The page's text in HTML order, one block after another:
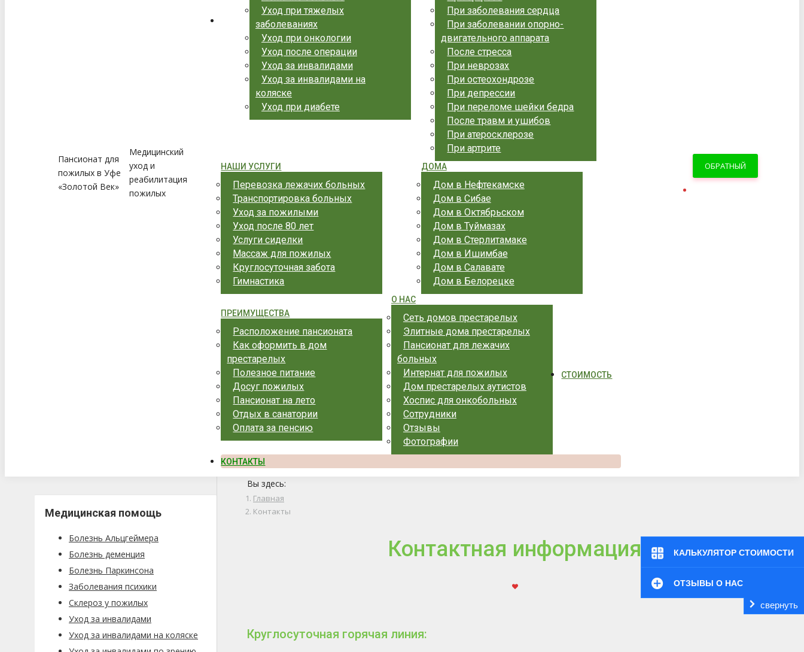
КАЛЬКУЛЯТОР СТОИМОСТИ
ОТЗЫВЫ О НАС
свернуть
Пансионат для
пожилых в Уфе
«Золотой Век»
Медицинский
уход и
реабилитация
пожилых
Уход при тяжелых
заболеваниях
Уход при онкологии
Уход после операции
Уход за инвалидами
Уход за инвалидами на
коляске
Уход при диабете
При заболевания сердца
При заболевании опорно-
двигательного аппарата
После стресса
При неврозах
При остеохондрозе
При депрессии
При переломе шейки бедра
После травм и ушибов
При атеросклерозе
При артрите
НАШИ УСЛУГИ
Перевозка лежачих больных
Транспортировка больных
Уход за пожилыми
Уход после 80 лет
Услуги сиделки
Массаж для пожилых
Круглосуточная забота
Гимнастика
ДОМА
Дом в Нефтекамске
Дом в Сибае
Дом в Октябрьском
Дом в Туймазах
Дом в Стерлитамаке
Дом в Ишимбае
Дом в Салавате
Дом в Белорецке
ПРЕИМУЩЕСТВА
Расположение пансионата
Как оформить в дом
престарелых
Полезное питание
Досуг пожилых
Пансионат на лето
Отдых в санатории
Оплата за пенсию
О НАС
Сеть домов престарелых
Элитные дома престарелых
Пансионат для лежачих
больных
Интернат для пожилых
Дом престарелых аутистов
Хоспис для онкобольных
Сотрудники
Отзывы
Фотографии
СТОИМОСТЬ
КОНТАКТЫ
ОБРАТНЫЙ
Вы здесь:
Главная
Контакты
Контактная информация
Круглосуточная горячая линия:
Медицинская помощь
Болезнь Альцгеймера
Болезнь деменция
Болезнь Паркинсона
Заболевания психики
Склероз у пожилых
Уход за инвалидами
Уход за инвалидами на коляске